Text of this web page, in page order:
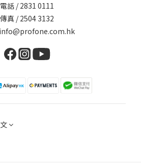
電話 / 2831 0111
傳真 / 2504 3132